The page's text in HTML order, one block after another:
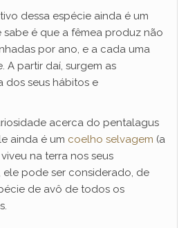
dessa espécie ainda é um
sabe é que a fêmea produz não
por ano, e a cada uma
A partir daí, surgem as
dos seus hábitos e
acerca do pentalagus
ainda é um coelho selvagem (a
na terra nos seus
ele pode ser considerado, de
de avô de todos os